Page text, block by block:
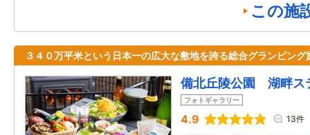
この施
３４０万平米という日本一の広大な敷地を誇る総合グランピング
備北丘陵公園 湖畔ス
フォトギャラリー
4.9 13件